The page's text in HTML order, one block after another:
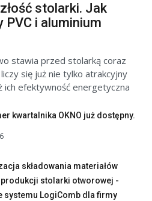
stolarki. Jak
PVC i aluminium
stawia przed stolarką coraz
się już nie tylko atrakcyjny
ich efektywność energetyczna
kwartalnika OKNO już dostępny.
składowania materiałów
produkcji stolarki otworowej -
systemu LogiComb dla firmy